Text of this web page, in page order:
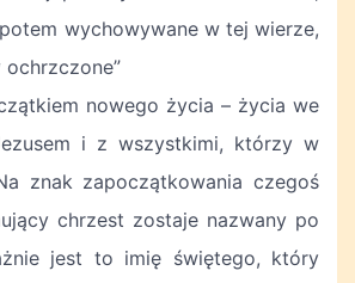
wychowywane w tej wierze,
nowego życia – życia we
i z wszystkimi, którzy w
znak zapoczątkowania czegoś
chrzest zostaje nazwany po
jest to imię świętego, który